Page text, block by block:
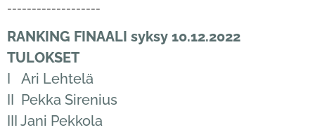
-------------------
RANKING FINAALI syksy 10.12.2022
TULOKSET
I Ari Lehtelä
II Pekka Sirenius
III Jani Pekkola